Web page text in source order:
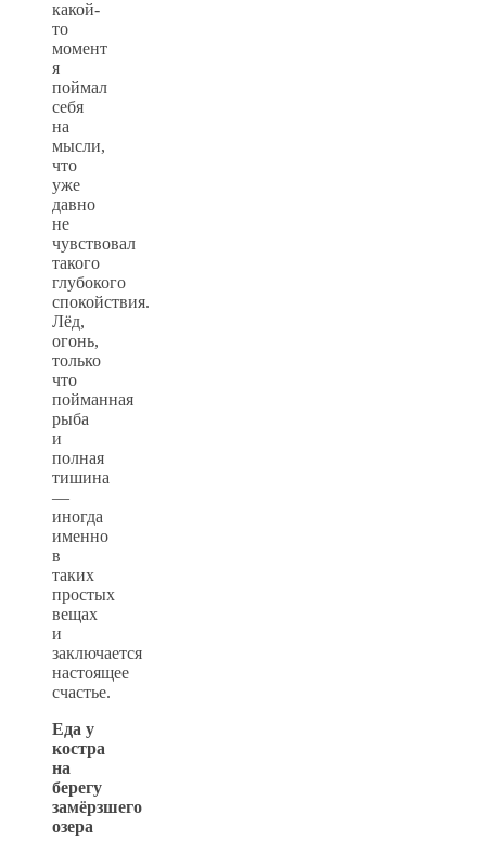
какой-
то
момент
я
поймал
себя
на
мысли,
что
уже
давно
не
чувствовал
такого
глубокого
спокойствия.
Лёд,
огонь,
только
что
пойманная
рыба
и
полная
тишина
—
иногда
именно
в
таких
простых
вещах
и
заключается
настоящее
счастье.
Еда у
костра
на
берегу
замёрзшего
озера